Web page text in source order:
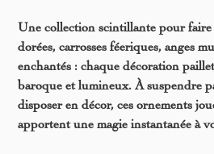
Une collection scintillante pour
dorées, carrosses féeriques, anges
enchantés : chaque décoration
baroque et lumineux. À suspendre
disposer en décor, ces ornements
apportent une magie instantanée à